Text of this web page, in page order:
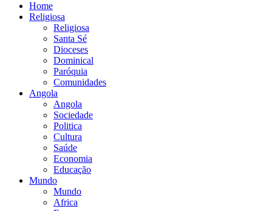
Home
Religiosa
Religiosa
Santa Sé
Dioceses
Dominical
Paróquia
Comunidades
Angola
Angola
Sociedade
Politica
Cultura
Saúde
Economia
Educação
Mundo
Mundo
Africa